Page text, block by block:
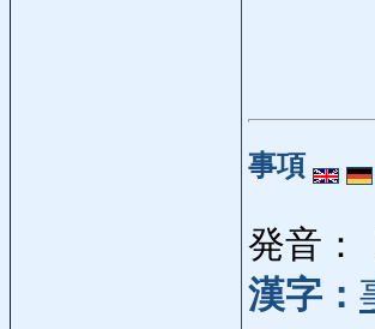
事項
発音：
漢字：